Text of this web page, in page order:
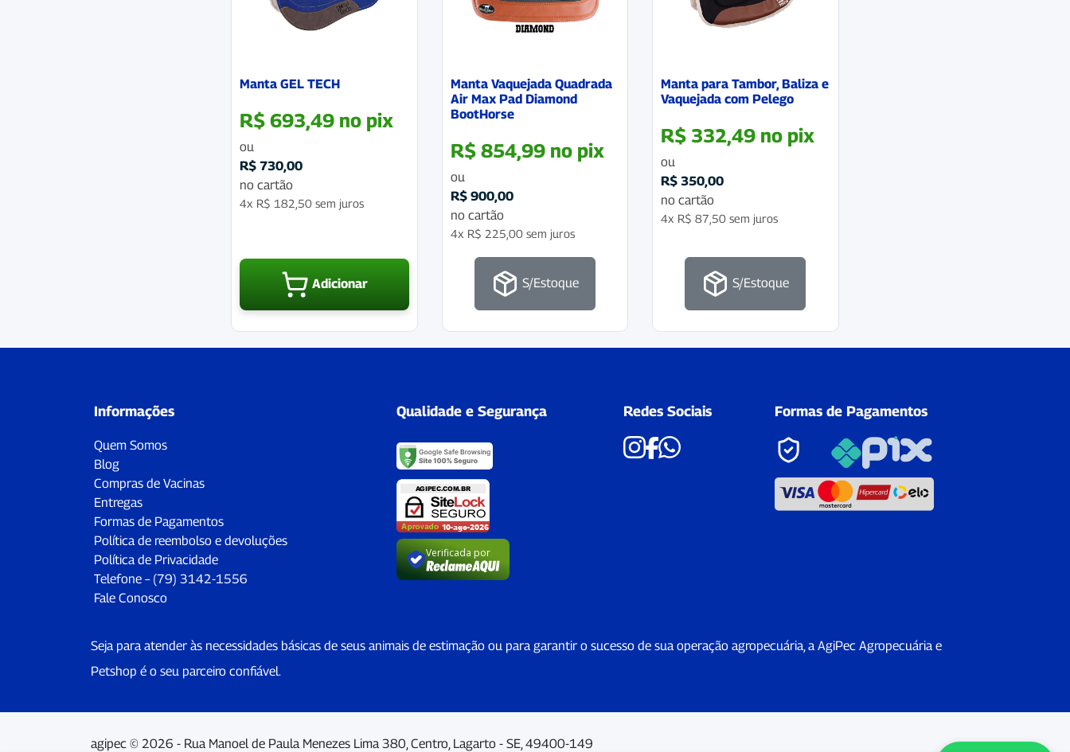
Manta GEL TECH
R$ 693,49 no pix
ou
R$ 730,00
no cartão
4x R$ 182,50 sem juros
Adicionar
Manta Vaquejada Quadrada
Air Max Pad Diamond
BootHorse
R$854,99 no pix
ou
R$900,00
no cartão
4x R$ 225,00sem juros
S/Estoque
Manta para Tambor, Baliza e
Vaquejada com Pelego
R$ 332,49 no pix
ou
R$ 350,00
no cartão
4x R$ 87,50 sem juros
S/Estoque
Informações
Quem Somos
Blog
Compras de Vacinas
Entregas
Formas de Pagamentos
Política de reembolso e devoluções
Política de Privacidade
Telefone – (79) 3142-1556
Fale Conosco
Qualidade e Segurança
Verificada por
Redes Sociais Formas de Pagamentos
Seja para atender às necessidades básicas de seus animais de estimação ou para garantir o sucesso de sua operação agropecuária, a AgiPec Agropecuária e
Petshop é o seu parceiro confiável.
agipec © 2026 - Rua Manoel de Paula Menezes Lima 380, Centro, Lagarto - SE, 49400-149